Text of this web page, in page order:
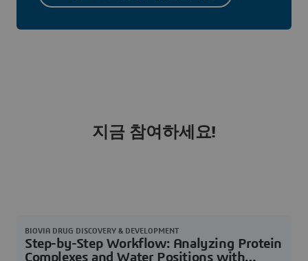
지금 참여하세요!
Step-by-Step Workflow: Analyzing Protein
Complexes and Water Positions with
BIOVIA DRUG DISCOVERY & DEVELOPMENT